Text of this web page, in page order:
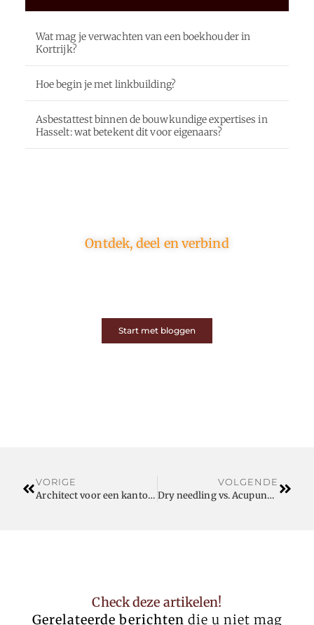
Wat mag je verwachten van een boekhouder in
Kortrijk?
Hoe begin je met linkbuilding?
Asbestattest binnen de bouwkundige expertises in
Hasselt: wat betekent dit voor eigenaars?
Ontdek, deel en verbind
Start met bloggen
VORIGE
Architect voor een kantoorgebouw met gevoel voor beleving
VOLGENDE
Dry needling vs. Acupunctuur in regio Turnhout: wat is het verschil?
Check deze artikelen!
Gerelateerde berichten die u niet mag